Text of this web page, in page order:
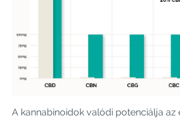
A kannabinoidok valódi potenciálja